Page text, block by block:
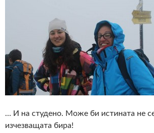
… И на студено. Може би истината не
изчезващата бира!